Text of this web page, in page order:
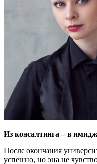
Из консалтинга – в
После окончания
успешно, но она не